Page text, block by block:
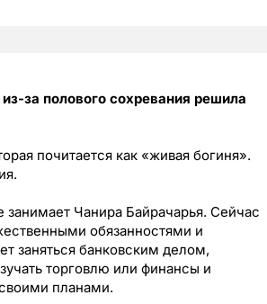
за полового сохревания решила
почитается как «живая богиня».
Чанира Байрачарья. Сейчас
обязанностями и
заняться банковским делом,
торговлю или финансы и
планами.